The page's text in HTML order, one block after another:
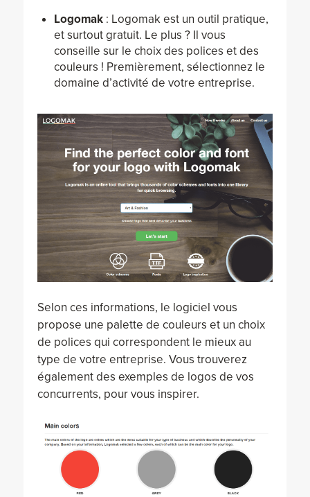
Logomak: Logomak est un outil pratique,
et surtout gratuit. Le plus ? Il vous
conseille sur le choix des polices et des
couleurs ! Premièrement, sélectionnez le
domaine d’activité de votre entreprise.
Selon ces informations, le logiciel vous
propose une palette de couleurs et un choix
de polices qui correspondent le mieux au
type de votre entreprise. Vous trouverez
également des exemples de logos de vos
concurrents, pour vous inspirer.